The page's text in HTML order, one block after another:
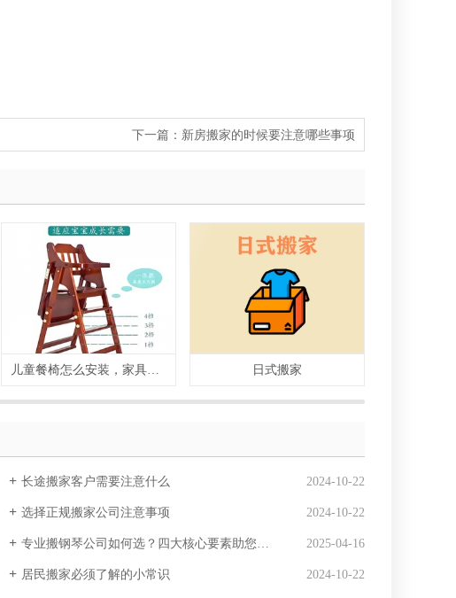
下一篇： 新房搬家的时候要注意哪些事项
儿童餐椅怎么安装，家具安装教程步骤方法 日式搬家
长途搬家客户需要注意什么 2024-10-22
选择正规搬家公司注意事项 2024-10-22
‌专业搬钢琴公司如何选？四大核心要素助您避坑 2025-04-16
居民搬家必须了解的小常识 2024-10-22